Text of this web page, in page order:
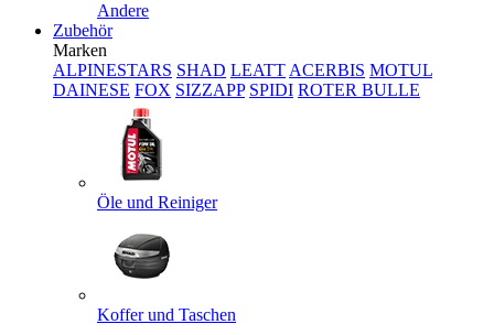
Andere
Zubehör
Marken
ALPINESTARS SHAD LEATT ACERBIS MOTUL
DAINESE FOX SIZZAPP SPIDI ROTER BULLE
Öle und Reiniger
Koffer und Taschen